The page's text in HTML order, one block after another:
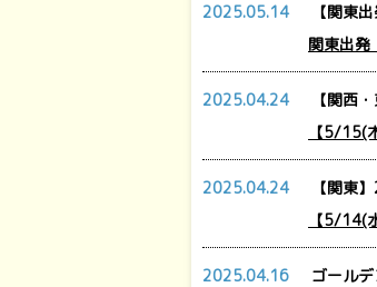
2025.05.14
【関東
関東出
2025.04.24
【関西
【5/15(
2025.04.24
【関東
【5/14(
2025.04.16 ゴール